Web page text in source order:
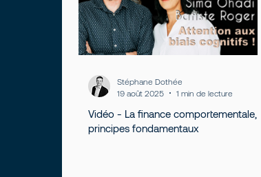
Vidéo - La finance comportementale,
principes fondamentaux
Stéphane Dothée
19 août 2025
1 min de lecture